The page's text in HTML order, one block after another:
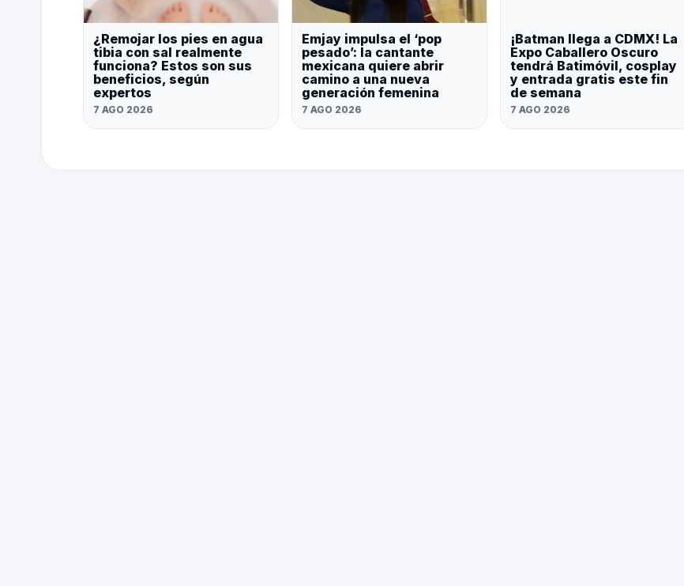
¿Remojar los pies en agua
tibia con sal realmente
funciona? Estos son sus
beneficios, según
expertos
7 AGO 2026
Emjay impulsa el ‘pop
pesado’: la cantante
mexicana quiere abrir
camino a una nueva
generación femenina
7 AGO 2026
¡Batman llega a CDMX! La
Expo Caballero Oscuro
tendrá Batimóvil, cosplay
y entrada gratis este fin
de semana
7 AGO 2026